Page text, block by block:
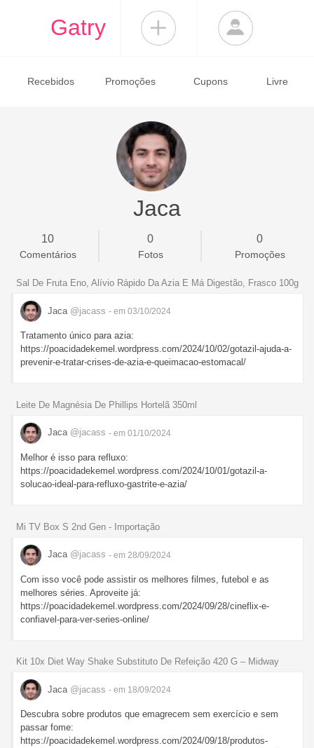
Gatry
Recebidos Promoções Cupons Livre
Jaca
10
Comentários
0
Fotos
0
Promoções
Sal De Fruta Eno, Alívio Rápido Da Azia E Má Digestão, Frasco 100g
Jaca @jacass - em 03/10/2024
Tratamento único para azia:
https://poacidadekemel.wordpress.com/2024/10/02/gotazil-ajuda-a-
prevenir-e-tratar-crises-de-azia-e-queimacao-estomacal/
Leite De Magnésia De Phillips Hortelã 350ml
Jaca @jacass - em 01/10/2024
Melhor é isso para refluxo:
https://poacidadekemel.wordpress.com/2024/10/01/gotazil-a-
solucao-ideal-para-refluxo-gastrite-e-azia/
Mi TV Box S 2nd Gen - Importação
Jaca @jacass - em 28/09/2024
Com isso você pode assistir os melhores filmes, futebol e as
melhores séries. Aproveite já:
https://poacidadekemel.wordpress.com/2024/09/28/cineflix-e-
confiavel-para-ver-series-online/
Kit 10x Diet Way Shake Substituto De Refeição 420 G – Midway
Jaca @jacass - em 18/09/2024
Descubra sobre produtos que emagrecem sem exercício e sem
passar fome:
https://poacidadekemel.wordpress.com/2024/09/18/produtos-